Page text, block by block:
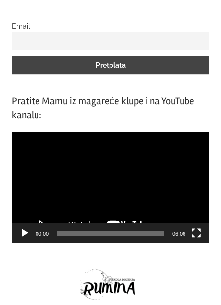
Email
Pratite Mamu iz magareće klupe i na YouTube
kanalu:
00:00 06:06